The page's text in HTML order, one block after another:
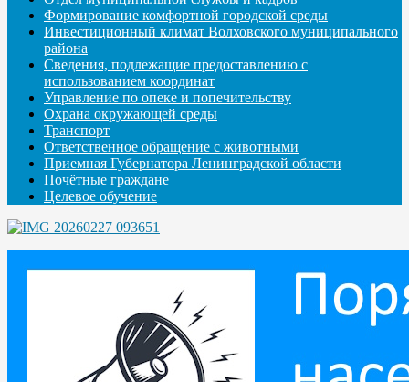
Формирование комфортной городской среды
Инвестиционный климат Волховского муниципального
района
Сведения, подлежащие предоставлению с
использованием координат
Управление по опеке и попечительству
Охрана окружающей среды
Транспорт
Ответственное обращение с животными
Приемная Губернатора Ленинградской области
Почётные граждане
Целевое обучение